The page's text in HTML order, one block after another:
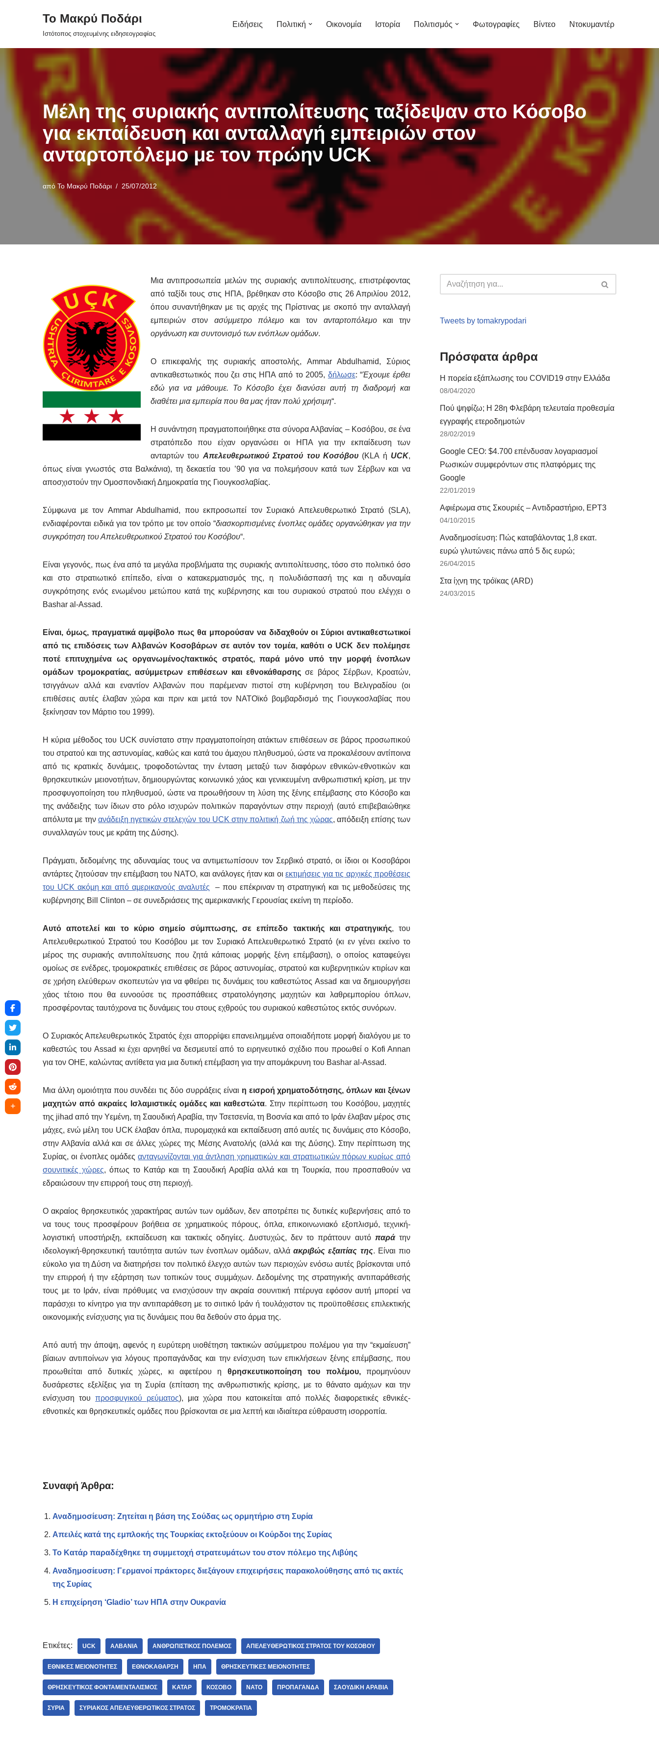
περιεχόμενο
Το Μακρύ Ποδάρι
Ιστότοπος στοχευμένης ειδησεογραφίας
Ειδήσεις Πολιτική Οικονομία Ιστορία Πολιτισμός Φωτογραφίες Βίντεο Ντοκυμαντέρ
Mέλη της συριακής αντιπολίτευσης ταξίδεψαν στο Κόσοβο
για εκπαίδευση και ανταλλαγή εμπειριών στον
ανταρτοπόλεμο με τον πρώην UCK
απόΤο Μακρύ Ποδάρι 25/07/2012
Μια αντιπροσωπεία μελών της συριακής αντιπολίτευσης, επιστρέφοντας
από ταξίδι τους στις ΗΠΑ, βρέθηκαν στο Κόσοβο στις 26 Απριλίου 2012,
όπου συναντήθηκαν με τις αρχές της Πρίστινας με σκοπό την ανταλλαγή
εμπειριών στον ασύμμετρο πόλεμοκαι τον ανταρτοπόλεμο και την
οργάνωση και συντονισμό των ενόπλων ομάδων.
Ο επικεφαλής της συριακής αποστολής, Ammar Abdulhamid, Σύριος
αντικαθεστωτικός που ζει στις ΗΠΑ από το 2005, δήλωσε: “Έχουμε έρθει
εδώ για να μάθουμε. Το Κόσοβο έχει διανύσει αυτή τη διαδρομή και
διαθέτει μια εμπειρία που θα μας ήταν πολύ χρήσιμη“.
Η συνάντηση πραγματοποιήθηκε στα σύνορα Αλβανίας – Κοσόβου, σε ένα
στρατόπεδο που είχαν οργανώσει οι ΗΠΑ για την εκπαίδευση των
ανταρτών του Απελευθερωτικού Στρατού του Κοσόβου(KLA ή UCK,
όπως είναι γνωστός στα Βαλκάνια), τη δεκαετία του ’90 για να πολεμήσουν κατά των Σέρβων και να
αποσχιστούν την Ομοσπονδιακή Δημοκρατία της Γιουγκοσλαβίας.
Σύμφωνα με τον Ammar Abdulhamid, που εκπροσωπεί τον Συριακό Απελευθερωτικό Στρατό (SLA),
ενδιαφέρονται ειδικά για τον τρόπο με τον οποίο “διασκορπισμένες ένοπλες ομάδες οργανώθηκαν για την
συγκρότηση του Απελευθερωτικού Στρατού του Κοσόβου“.
Είναι γεγονός, πως ένα από τα μεγάλα προβλήματα της συριακής αντιπολίτευσης, τόσο στο πολιτικό όσο
και στο στρατιωτικό επίπεδο, είναι ο κατακερματισμός της, η πολυδιάσπασή της και η αδυναμία
συγκρότησης ενός ενωμένου μετώπου κατά της κυβέρνησης και του συριακού στρατού που ελέγχει ο
Bashar al-Assad.
Eίναι, όμως, πραγματικά αμφίβολο πως θα μπορούσαν να διδαχθούν οι Σύριοι αντικαθεστωτικοί
από τις επιδόσεις των Αλβανών Κοσοβάρων σε αυτόν τον τομέα, καθότι ο UCK δεν πολέμησε
ποτέ επιτυχημένα ως οργανωμένος/τακτικός στρατός, παρά μόνο υπό την μορφή ένοπλων
ομάδων τρομοκρατίας, ασύμμετρων επιθέσεων και εθνοκάθαρσης σε βάρος Σέρβων, Κροατών,
τσιγγάνων αλλά και εναντίον Αλβανών που παρέμεναν πιστοί στη κυβέρνηση του Βελιγραδίου (οι
επιθέσεις αυτές έλαβαν χώρα και πριν και μετά τον ΝΑΤΟϊκό βομβαρδισμό της Γιουγκοσλαβίας που
ξεκίνησαν τον Μάρτιο του 1999).
Η κύρια μέθοδος του UCK συνίστατο στην πραγματοποίηση ατάκτων επιθέσεων σε βάρος προσωπικού
του στρατού και της αστυνομίας, καθώς και κατά του άμαχου πληθυσμού, ώστε να προκαλέσουν αντίποινα
από τις κρατικές δυνάμεις, τροφοδοτώντας την ένταση μεταξύ των διαφόρων εθνικών-εθνοτικών και
θρησκευτικών μειονοτήτων, δημιουργώντας κοινωνικό χάος και γενικευμένη ανθρωπιστική κρίση, με την
προσφυγοποίηση του πληθυσμού, ώστε να προωθήσουν τη λύση της ξένης επέμβασης στο Κόσοβο και
της ανάδειξης των ίδιων στο ρόλο ισχυρών πολιτικών παραγόντων στην περιοχή (αυτό επιβεβαιώθηκε
απόλυτα με την ανάδειξη ηγετικών στελεχών του UCK στην πολιτική ζωή της χώρας, απόδειξη επίσης των
συναλλαγών τους με κράτη της Δύσης).
Πράγματι, δεδομένης της αδυναμίας τους να αντιμετωπίσουν τον Σερβικό στρατό, οι ίδιοι οι Κοσοβάροι
αντάρτες ζητούσαν την επέμβαση του ΝΑΤΟ, και ανάλογες ήταν και οι εκτιμήσεις για τις αρχικές προθέσεις
του UCK ακόμη και από αμερικανούς αναλυτές – που επέκριναν τη στρατηγική και τις μεθοδεύσεις της
κυβέρνησης Bill Clinton – σε συνεδριάσεις της αμερικανικής Γερουσίας εκείνη τη περίοδο.
Αυτό αποτελεί και το κύριο σημείο σύμπτωσης,σε επίπεδο τακτικής και στρατηγικής, του
Απελευθερωτικού Στρατού του Κοσόβου με τον Συριακό Απελευθερωτικό Στρατό (κι εν γένει εκείνο το
μέρος της συριακής αντιπολίτευσης που ζητά κάποιας μορφής ξένη επέμβαση), ο οποίος καταφεύγει
ομοίως σε ενέδρες, τρομοκρατικές επιθέσεις σε βάρος αστυνομίας, στρατού και κυβερνητικών κτιρίων και
σε χρήση ελεύθερων σκοπευτών για να φθείρει τις δυνάμεις του καθεστώτος Assad και να δημιουργήσει
χάος τέτοιο που θα ευνοούσε τις προσπάθειες στρατολόγησης μαχητών και λαθρεμπορίου όπλων,
προσφέροντας ταυτόχρονα τις δυνάμεις του στους εχθρούς του συριακού καθεστώτος εκτός συνόρων.
Ο Συριακός Απελευθερωτικός Στρατός έχει απορρίψει επανειλημμένα οποιαδήποτε μορφή διαλόγου με το
καθεστώς του Assad κι έχει αρνηθεί να δεσμευτεί από το ειρηνευτικό σχέδιο που προωθεί ο Kofi Annan
για τον ΟΗΕ, καλώντας αντίθετα για μια δυτική επέμβαση για την απομάκρυνη του Bashar al-Assad.
Μια άλλη ομοιότητα που συνδέει τις δύο συρράξεις είναι η εισροή χρηματοδότησης, όπλων και ξένων
μαχητών από ακραίες Ισλαμιστικές ομάδες και καθεστώτα. Στην περίπτωση του Κοσόβου, μαχητές
της jihad από την Υεμένη, τη Σαουδική Αραβία, την Τσετσενία, τη Βοσνία και από το Ιράν έλαβαν μέρος στις
μάχες, ενώ μέλη του UCK έλαβαν όπλα, πυρομαχικά και εκπαίδευση από αυτές τις δυνάμεις στο Κόσοβο,
στην Αλβανία αλλά και σε άλλες χώρες της Μέσης Ανατολής (αλλά και της Δύσης). Στην περίπτωση της
Συρίας, οι ένοπλες ομάδεςανταγωνίζονται για άντληση χρηματικών και στρατιωτικών πόρων κυρίως από
σουνιτικές χώρες, όπως το Κατάρ και τη Σαουδική Αραβία αλλά και τη Τουρκία, που προσπαθούν να
εδραιώσουν την επιρροή τους στη περιοχή.
Ο ακραίος θρησκευτικός χαρακτήρας αυτών των ομάδων, δεν αποτρέπει τις δυτικές κυβερνήσεις από το
να τους τους προσφέρουν βοήθεια σε χρηματικούς πόρους, όπλα, επικοινωνιακό εξοπλισμό, τεχνική-
λογιστική υποστήριξη, εκπαίδευση και τακτικές οδηγίες. Δυστυχώς, δεν το πράττουν αυτό παρά την
ιδεολογική-θρησκευτική ταυτότητα αυτών των ένοπλων ομάδων, αλλάακριβώς εξαιτίας της. Είναι πιο
εύκολο για τη Δύση να διατηρήσει τον πολιτικό έλεγχο αυτών των περιοχών ενόσω αυτές βρίσκονται υπό
την επιρροή ή την εξάρτηση των τοπικών τους συμμάχων. Δεδομένης της στρατηγικής αντιπαράθεσής
τους με το Ιράν, είναι πρόθυμες να ενισχύσουν την ακραία σουνιτική πτέρυγα εφόσον αυτή μπορεί να
παράσχει το κίνητρο για την αντιπαράθεση με το σιιτικό Ιράν ή τουλάχιστον τις προϋποθέσεις επιλεκτικής
οικονομικής ενίσχυσης για τις δυνάμεις που θα δεθούν στο άρμα της.
Από αυτή την άποψη, αφενός η ευρύτερη υιοθέτηση τακτικών ασύμμετρου πολέμου για την “εκμαίευση”
βίαιων αντιποίνων για λόγους προπαγάνδας και την ενίσχυση των επικλήσεων ξένης επέμβασης, που
προωθείται από δυτικές χώρες, κι αφετέρου η θρησκευτικοποίηση του πολέμου,προμηνύουν
δυσάρεστες εξελίξεις για τη Συρία (επίταση της ανθρωπιστικής κρίσης, με το θάνατο αμάχων και την
ενίσχυση τουπροσφυγικού ρεύματος), μια χώρα που κατοικείται από πολλές διαφορετικές εθνικές-
εθνοτικές και θρησκευτικές ομάδες που βρίσκονται σε μια λεπτή και ιδιαίτερα εύθραυστη ισορροπία.
Συναφή Άρθρα:
Αναδημοσίευση: Ζητείται η βάση της Σούδας ως ορμητήριο στη Συρία
Απειλές κατά της εμπλοκής της Τουρκίας εκτοξεύουν οι Κούρδοι της Συρίας
Το Κατάρ παραδέχθηκε τη συμμετοχή στρατευμάτων του στον πόλεμο της Λιβύης
Αναδημοσίευση: Γερμανοί πράκτορες διεξάγουν επιχειρήσεις παρακολούθησης από τις ακτές
της Συρίας
Η επιχείρηση ‘Gladio’ των ΗΠΑ στην Ουκρανία
Ετικέτες: UCK ΑΛΒΑΝΊΑ ΑΝΘΡΩΠΙΣΤΙΚΌΣ ΠΌΛΕΜΟΣ ΑΠΕΛΕΥΘΕΡΩΤΙΚΌΣ ΣΤΡΑΤΌΣ ΤΟΥ ΚΟΣΌΒΟΥ
ΕΘΝΙΚΈΣ ΜΕΙΟΝΌΤΗΤΕΣ ΕΘΝΟΚΆΘΑΡΣΗ ΗΠΑ ΘΡΗΣΚΕΥΤΙΚΈΣ ΜΕΙΟΝΌΤΗΤΕΣ
ΘΡΗΣΚΕΥΤΙΚΌΣ ΦΟΝΤΑΜΕΝΤΑΛΙΣΜΌΣ ΚΑΤΆΡ ΚΌΣΟΒΟ ΝΑΤΟ ΠΡΟΠΑΓΆΝΔΑ ΣΑΟΥΔΙΚΉ ΑΡΑΒΊΑ
ΣΥΡΊΑ ΣΥΡΙΑΚΌΣ ΑΠΕΛΕΥΘΕΡΩΤΙΚΌΣ ΣΤΡΑΤΌΣ ΤΡΟΜΟΚΡΑΤΊΑ
Tweets by tomakrypodari
Πρόσφατα άρθρα
Η πορεία εξάπλωσης του COVID19 στην Ελλάδα
08/04/2020
Πού ψηφίζω; Η 28η Φλεβάρη τελευταία προθεσμία
εγγραφής ετεροδημοτών
28/02/2019
Google CEO: $4.700 επένδυσαν λογαριασμοί
Ρωσικών συμφερόντων στις πλατφόρμες της
Google
22/01/2019
Αφιέρωμα στις Σκουριές – Αντιδραστήριο, ΕΡΤ3
04/10/2015
Αναδημοσίευση: Πώς καταβάλοντας 1,8 εκατ.
ευρώ γλυτώνεις πάνω από 5 δις ευρώ;
26/04/2015
Στα ίχνη της τρόϊκας (ARD)
24/03/2015